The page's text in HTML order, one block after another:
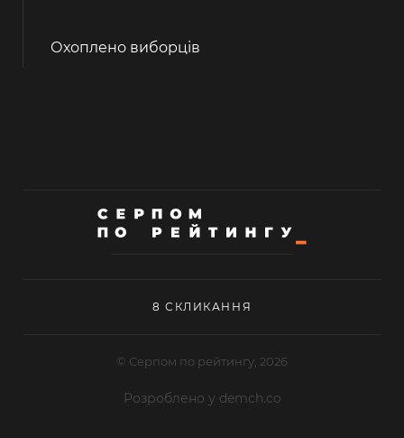
Охоплено виборців
8 СКЛИКАННЯ
© Серпом по рейтингу, 2026
Розроблено у demch.co